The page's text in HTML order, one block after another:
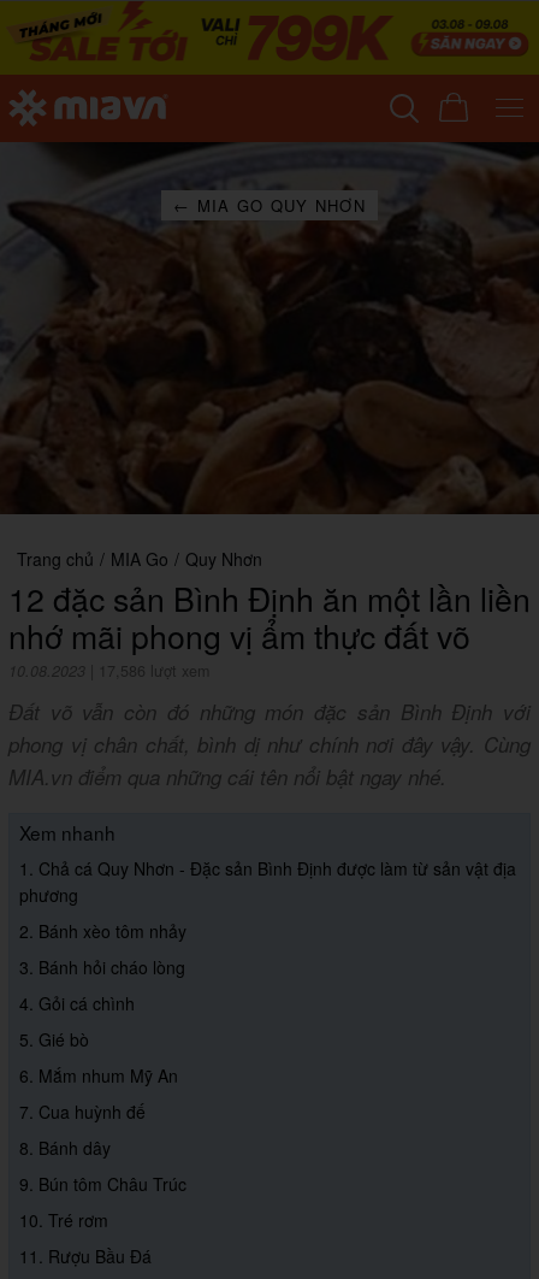
← MIA GO QUY NHƠN
Trang chủ / MIA Go / Quy Nhơn
12 đặc sản Bình Định ăn một lần liền
nhớ mãi phong vị ẩm thực đất võ
10.08.2023 17,586 lượt xem
Đất võ vẫn còn đó những món đặc sản Bình Định với
phong vị chân chất, bình dị như chính nơi đây vậy. Cùng
MIA.vn điểm qua những cái tên nổi bật ngay nhé.
Xem nhanh
1. Chả cá Quy Nhơn - Đặc sản Bình Định được làm từ sản vật địa
phương
2. Bánh xèo tôm nhảy
3. Bánh hỏi cháo lòng
4. Gỏi cá chình
5. Gié bò
6. Mắm nhum Mỹ An
7. Cua huỳnh đế
8. Bánh dây
9. Bún tôm Châu Trúc
10. Tré rơm
11. Rượu Bầu Đá